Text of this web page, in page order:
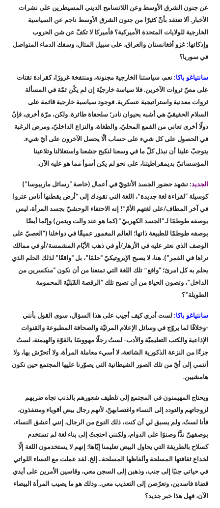
عن جنون الشرق الأوسط وعن اللاتسامح الديني المسيطرين على نشرات
الأخبار. ألا تعتقد بأنّ كثيرًا من جنون الشرق الأوسط ناجم عن السياسية
الخارجية للولايات المتحدة الأميركية؟ فأميركا لا تكفّ عن شن الحروب
وإذكائها: غزو أفغانستان والعراق، على سبيل المثال، وسفك الدماء المتواصل
في سوريا؟
سانتياغو باكا: نعم، سياستنا الخارجية مجنونة، ومنتفخة غرورًا، كقرادة تقتات
على مصّ ثروات الآخرين. فلا سياسة خارجيّة إن لم يكُن ثمّة في المسألة
ثروات معدنية واستراتيجية عسكرية. فوجود سياسية خارجية قائمة على
السلام الحقيقيّ هي أشبه بحيوان نادر؛ سلحفاة طائرة. ولكن، مرّة أخرى، فإنّ
دولًا أخرى تعاني من القمع المحليّ، والطغاة، والنزاع الداخليّ، ومرض الرغبة
في الحصول على كل شيء على حساب ألّا يحصل الآخرون على أيّ شيء.
يتوجبّ علينا أن نبذل كلّ ما في وسعنا لنكبح جشعنا واستغلالنا وتلاعبنا
المؤسساتيّ بديمقراطيتنا، على نحو لم يكن أسوأ مما هو عليه الآن.
الجديد: نشهد حضور الجسد الأنثويّ في أعمال (خاصة “رسائل ماريبوسا”)
كوسيلة “لقراءة لغة جديدة”، اللغة التي تقودك إلى “أرض يقطنها أناس عثروا
في آخر المطاف/على لغتهم الأمّ”! إنه الاحتفاء الوحشيّ بجسد المرأة، ليس
بوصفه طوطمًا لـ”الجسد الكهربيّ” (كما هو عند والت ويتمن) وإنّما أيضًا
بوصفه طوطمًا للطبيعة ذاتها؛ العالم المغمور عميقًا في دواخلنا (“العصيّ على
الوصف الذي نعثر عليه في الأزهار/أو في ذهب الأيّام المشمسة/أو في ممالك
نراها في القمر”). هنا، لا يصبح الإيروتيكيّ “حلمًا”، بل “واقعًا” لذلك الحلم الذي
يحلم به كل امرئ؛ “واقع″ تلك اللغة التي تمنعنا من أن نكون “منكسرين من
الداخل”، وتصون الحياة من أن تصبح تلك “الرقصة القَبَليّة المحمومة
الطويلة”؟
سانتياغو باكا:لست أدري كيف أجيب على هذا السؤال، سوى القول بأنني
-وخلافًا لما يروّج في وسائل الإعلام المرئيّة والصحافة المطبوعة والقنوات
الإذاعية والكتب التعليميّة والأدب- لستُ رجلًا مهووسًا بالقوّة والهيمنة، لستُ
جزءًا من النزعة الذكورية الشائعة، لا أسيء معاملة المرأة، ولا أتحرّش بها، ولا
أنتمي إلى أيّ من تلك الصور الشيطانية التي يصوّرنا عليها المجتمع حين نكون
هامشيين.
ويحتاج المهيمنون في المجتمع إلى تلطيف شعورهم بالذنب تجاه ضربهم
لزوجاتهم والتودد إلى النساء واغتصابهنّ، لأنهم رجال بيض أقوياء ومتنفذون،
فأنا لستُ، ولم يسبق لي أن كنت، ذلك النوع من الرجال، إنني أعشق النساء،
بوصفهنّ ندًّا وصنوًا على الدوام، ولكنني احتجتُ إلى بناء لغة لم تستخدم
كسلاح بالطريقة التي يحاول البيض تعليمنا إيّاها؛ إنهم لا يستخدمون اللغة إلّا
لخداع ثقافتها المسلحة وألفاظها المسلحة.. إلخ. لقد عملت مع النساء اللواتي
في حياتي جنبًا إلى جنب، وذهبن إلى السجن معي، وقاسين الأمرين على أيدي
قضاة فاسدين، وتعرّضن إلى التعذيب معي.. وذلك هو ما يصيب المرأة البيضاء
الآن، فهل هذا خبر جديد؟